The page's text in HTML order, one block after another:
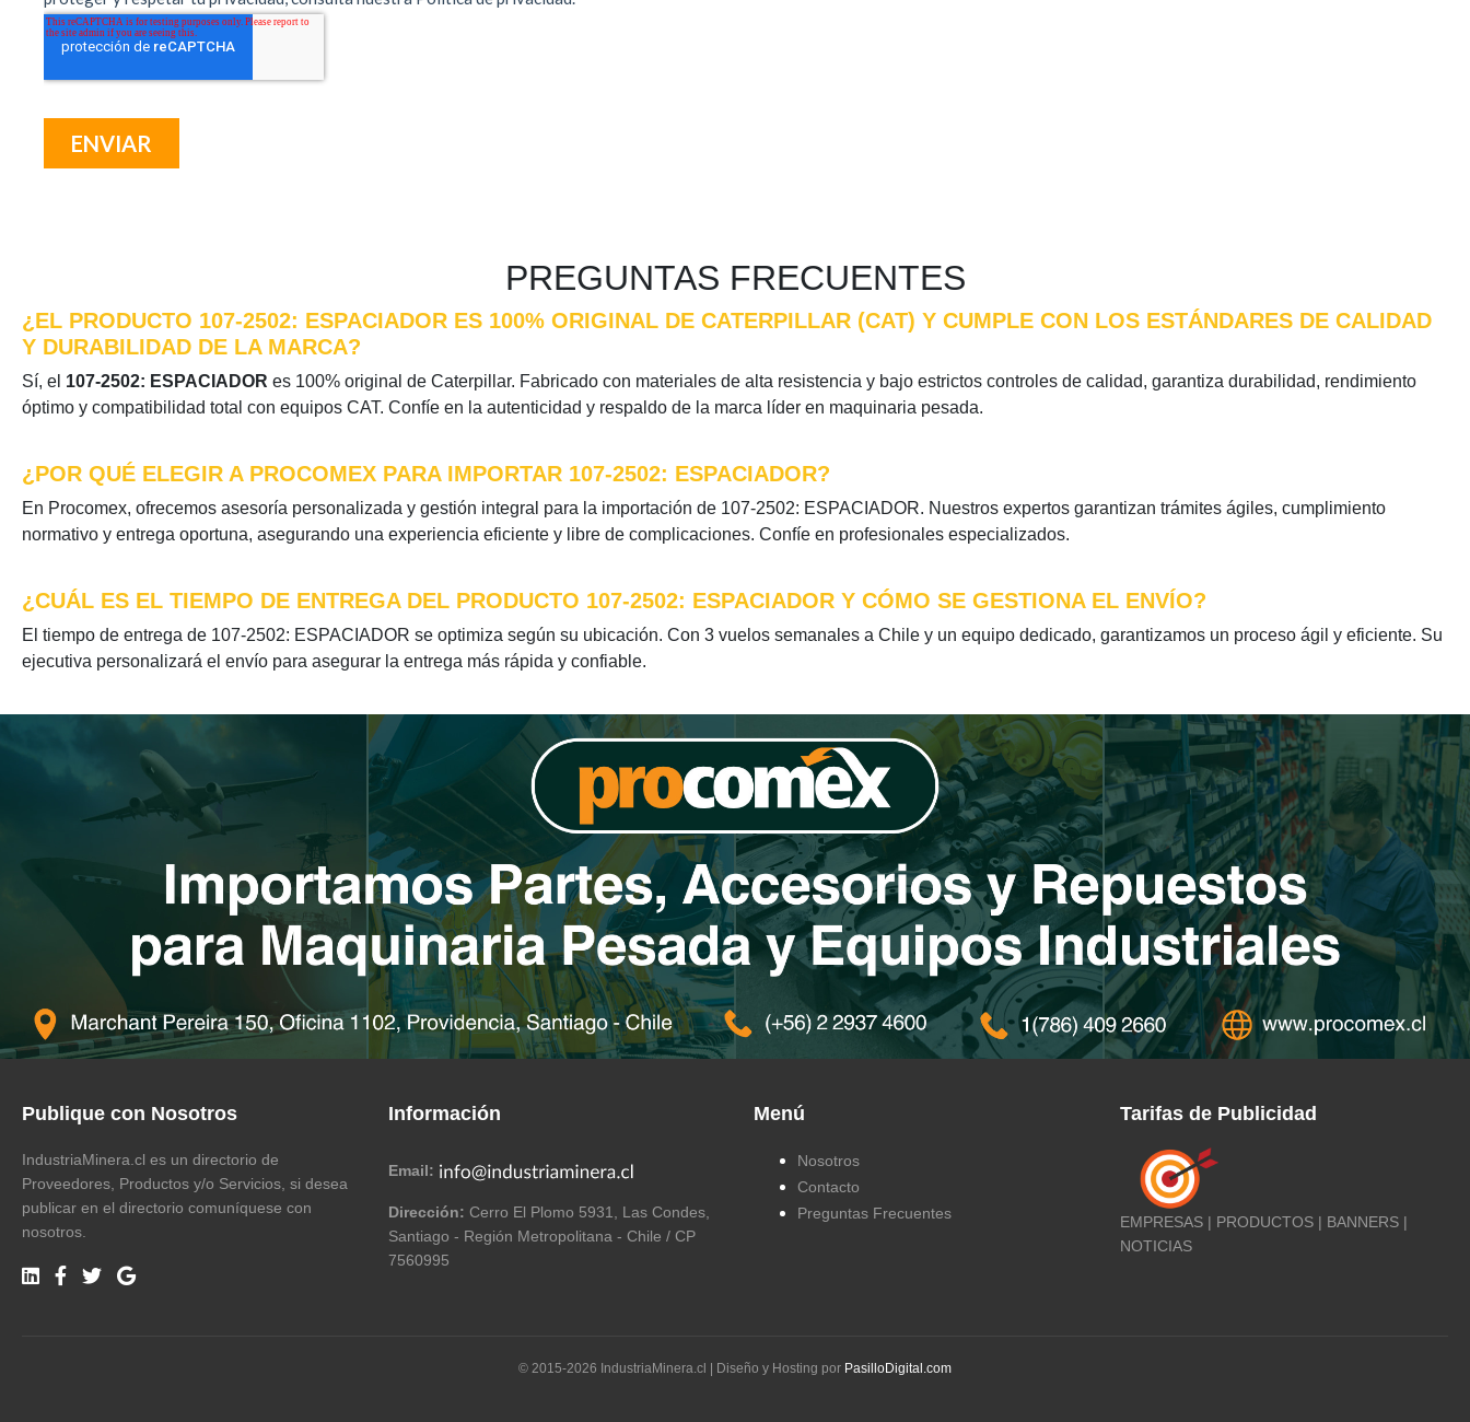
PREGUNTAS FRECUENTES
¿EL PRODUCTO 107-2502: ESPACIADOR ES 100% ORIGINAL DE CATERPILLAR (CAT) Y CUMPLE CON LOS ESTÁNDARES DE CALIDAD
Y DURABILIDAD DE LA MARCA?
Sí, el 107-2502: ESPACIADOR es 100% original de Caterpillar. Fabricado con materiales de alta resistencia y bajo estrictos controles de calidad, garantiza durabilidad, rendimiento
óptimo y compatibilidad total con equipos CAT. Confíe en la autenticidad y respaldo de la marca líder en maquinaria pesada.
¿POR QUÉ ELEGIR A PROCOMEX PARA IMPORTAR 107-2502: ESPACIADOR?
En Procomex, ofrecemos asesoría personalizada y gestión integral para la importación de 107-2502: ESPACIADOR. Nuestros expertos garantizan trámites ágiles, cumplimiento
normativo y entrega oportuna, asegurando una experiencia eficiente y libre de complicaciones. Confíe en profesionales especializados.
¿CUÁL ES EL TIEMPO DE ENTREGA DEL PRODUCTO 107-2502: ESPACIADOR Y CÓMO SE GESTIONA EL ENVÍO?
El tiempo de entrega de 107-2502: ESPACIADOR se optimiza según su ubicación. Con 3 vuelos semanales a Chile y un equipo dedicado, garantizamos un proceso ágil y eficiente. Su
ejecutiva personalizará el envío para asegurar la entrega más rápida y confiable.
Publique con Nosotros
IndustriaMinera.cl es un directorio de
Proveedores, Productos y/o Servicios, si desea
publicar en el directorio comuníquese con
nosotros.
Información
Email:
Dirección: Cerro El Plomo 5931, Las Condes,
Santiago - Región Metropolitana - Chile / CP
7560995
Menú
Nosotros
Contacto
Preguntas Frecuentes
Tarifas de Publicidad
EMPRESAS | PRODUCTOS | BANNERS |
NOTICIAS
© 2015-2026 IndustriaMinera.cl | Diseño y Hosting por PasilloDigital.com